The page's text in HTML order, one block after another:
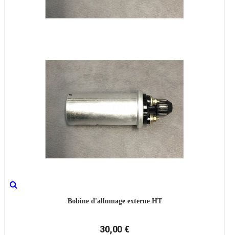
Bobine d'allumage externe HT
30,00 €